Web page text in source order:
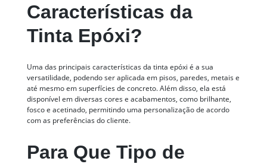
Características da
Tinta Epóxi?
Uma das principais características da tinta epóxi é a sua
versatilidade, podendo ser aplicada em pisos, paredes, metais e
até mesmo em superfícies de concreto. Além disso, ela está
disponível em diversas cores e acabamentos, como brilhante,
fosco e acetinado, permitindo uma personalização de acordo
com as preferências do cliente.
Para Que Tipo de